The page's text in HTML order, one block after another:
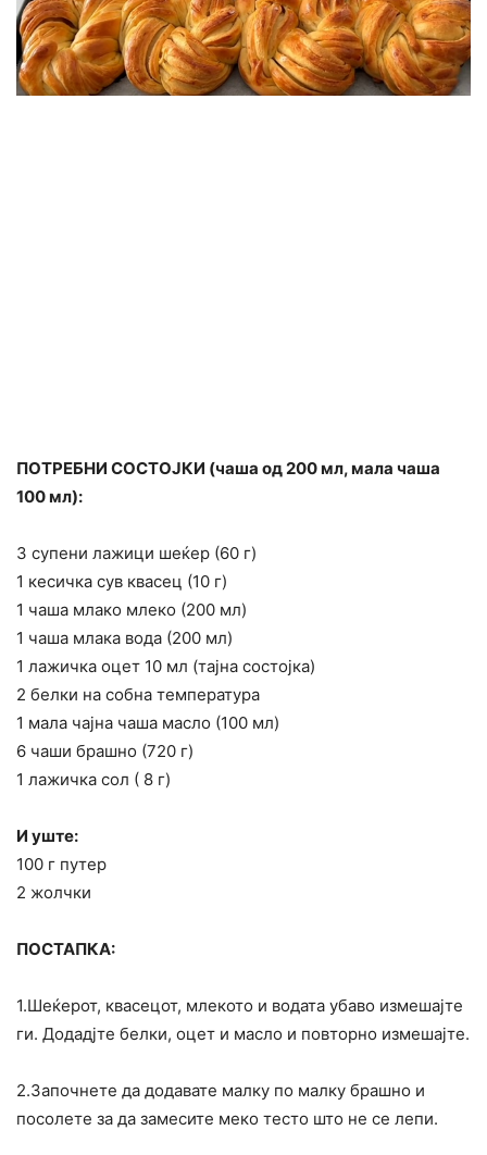
ПОТРЕБНИ СОСТОЈКИ (чаша од 200 мл, мала чаша
100 мл):
3 супени лажици шеќер (60 г)
1 кесичка сув квасец (10 г)
1 чаша млако млеко (200 мл)
1 чаша млака вода (200 мл)
1 лажичка оцет 10 мл (тајна состојка)
2 белки на собна температура
1 мала чајна чаша масло (100 мл)
6 чаши брашно (720 г)
1 лажичка сол ( 8 г)
И уште:
100 г путер
2 жолчки
ПОСТАПКА:
1.Шеќерот, квасецот, млекото и водата убаво измешајте
ги. Додадјте белки, оцет и масло и повторно измешајте.
2.Започнете да додавате малку по малку брашно и
посолете за да замесите меко тесто што не се лепи.